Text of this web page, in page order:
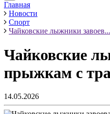
Главная
Новости
Спорт
Чайковские лыжники завоев...
Чайковские
прыжкам с
14.05.2026